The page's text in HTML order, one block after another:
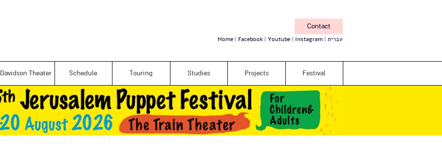
Contact
Home Facebook Youtube Instagram עברית
Davidson Theater Schedule Touring Studies Projects Festival